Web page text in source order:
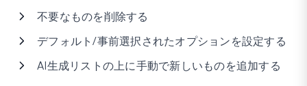
不要なものを削除する
デフォルト/事前選択されたオプションを設定する
AI生成リストの上に手動で新しいものを追加する